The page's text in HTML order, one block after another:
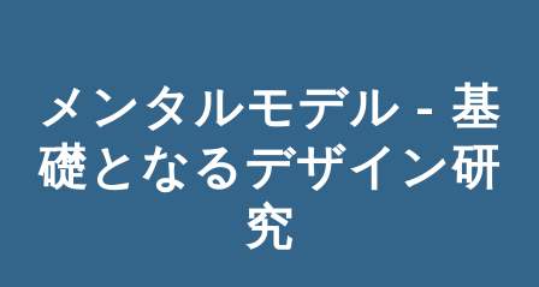
メンタルモデル - 基
礎となるデザイン研
究